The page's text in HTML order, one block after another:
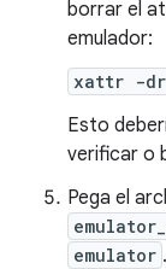
borrar el
emulador:
xattr -dr
Esto
verificar o
Pega el
emulator .